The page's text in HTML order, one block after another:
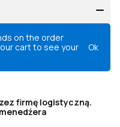
on the order
cart to see your
Ok
firmę logistyczną.